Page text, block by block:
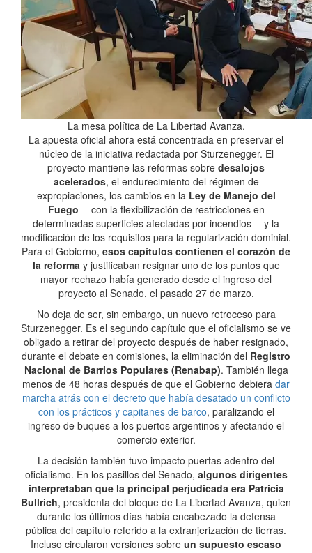
La mesa política de La Libertad Avanza.
La apuesta oficial ahora está concentrada en preservar el
núcleo de la iniciativa redactada por Sturzenegger. El
proyecto mantiene las reformas sobre desalojos
acelerados, el endurecimiento del régimen de
expropiaciones, los cambios en laLey de Manejo del
Fuego —con la flexibilización de restricciones en
determinadas superficies afectadas por incendios— y la
modificación de los requisitos para la regularización dominial.
Para el Gobierno, esos capítulos contienen el corazón de
la reforma y justificaban resignar uno de los puntos que
mayor rechazo había generado desde el ingreso del
proyecto al Senado, el pasado 27 de marzo.
No deja de ser, sin embargo, un nuevo retroceso para
Sturzenegger. Es el segundo capítulo que el oficialismo se ve
obligado a retirar del proyecto después de haber resignado,
durante el debate en comisiones, la eliminación del Registro
Nacional de Barrios Populares (Renabap). También llega
menos de 48 horas después de que el Gobierno debiera dar
marcha atrás con el decreto que había desatado un conflicto
con los prácticos y capitanes de barco, paralizando el
ingreso de buques a los puertos argentinos y afectando el
comercio exterior.
La decisión también tuvo impacto puertas adentro del
oficialismo. En los pasillos del Senado, algunos dirigentes
interpretaban que la principal perjudicada era Patricia
Bullrich, presidenta del bloque de La Libertad Avanza, quien
durante los últimos días había encabezado la defensa
pública del capítulo referido a la extranjerización de tierras.
Incluso circularon versiones sobre un supuesto escaso